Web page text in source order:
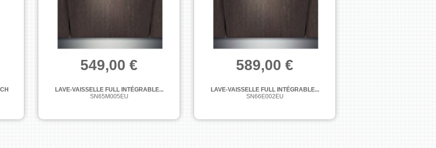
549,00 €
LAVE-VAISSELLE FULL INTÉGRABLE...
SN65M005EU
589,00 €
LAVE-VAISSELLE FULL INTÉGRABLE...
SN66E002EU